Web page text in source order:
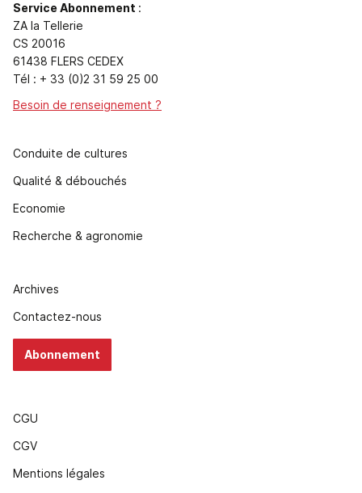
Service Abonnement :
ZA la Tellerie
CS 20016
61438 FLERS CEDEX
Tél : + 33 (0)2 31 59 25 00
Besoin de renseignement ?
Conduite de cultures
Qualité & débouchés
Economie
Recherche & agronomie
Archives
Contactez-nous
Abonnement
CGU
CGV
Mentions légales